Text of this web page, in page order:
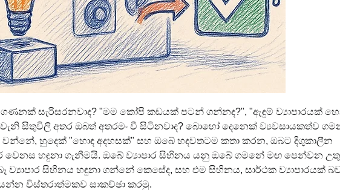
සැරිසරනවාද? "මම කෝපි කඩයක් පටන් ගන්නද?", "ඇඳුම් ව්‍යාපාරයක්
සිතුවිලි අතර ඔබත් අතරමං වී සිටිනවාද? බොහෝ දෙනෙක් ව්‍යවසායකත්ව
හුදෙක් "හොඳ අදහසක්" සහ ඔබේ හදවතටම කතා කරන, ඔබට දිගුකාලීන
වෙනස හඳුනා ගැනීමයි. ඔබේ ව්‍යාපාර සිහිනය යනු ඔබේ ගමනේ මඟ පෙන්වන
ව්‍යාපාර සිහිනය හඳුනා ගන්නේ කෙසේද, සහ එම සිහිනය, සාර්ථක ව්‍යාපාරයක්
විස්තරාත්මකව සාකච්ඡා කරමු.